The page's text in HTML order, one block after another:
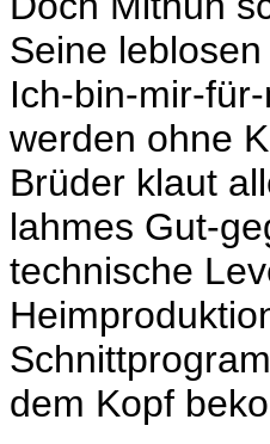
Seine
Ich-bin-mir-
werden ohne
Brüder klaut
lahmes Gut-
technische
dem Kopf